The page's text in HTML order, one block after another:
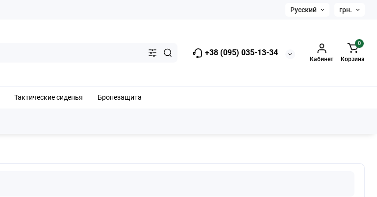
Русский грн.
+38 (095) 035-13-34
Кабинет
0
Корзина
Тактические сиденья Бронезащита